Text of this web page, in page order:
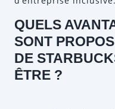
QUELS
SONT
DE
ÊTRE ?